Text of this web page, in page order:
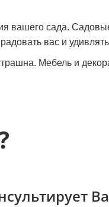
вашего сада.
вас и
Мебель и